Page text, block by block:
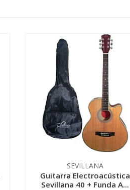
SEVILLANA
Guitarra Electroacústica
Sevillana 40 + Funda A...